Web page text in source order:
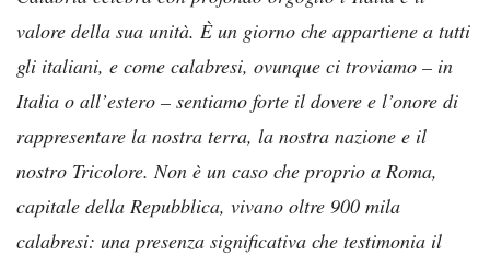
valore della sua unità. È un giorno che appartiene a tutti
gli italiani, e come calabresi, ovunque ci troviamo – in
Italia o all’estero – sentiamo forte il dovere e l’onore di
rappresentare la nostra terra, la nostra nazione e il
nostro Tricolore. Non è un caso che proprio a Roma,
capitale della Repubblica, vivano oltre 900 mila
calabresi: una presenza significativa che testimonia il